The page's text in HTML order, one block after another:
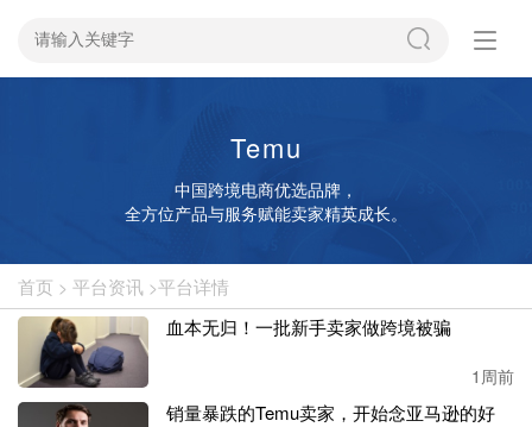
Temu
中国跨境电商优选品牌，
全方位产品与服务赋能卖家精英成长。
首页 > 平台资讯 >平台详情
血本无归！一批新手卖家做跨境被骗
1周前
销量暴跌的Temu卖家，开始念亚马逊的好